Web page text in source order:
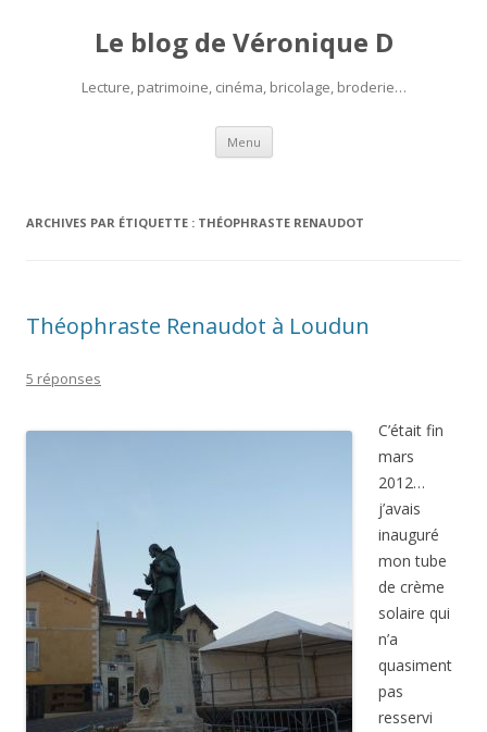
Le blog de Véronique D
Lecture, patrimoine, cinéma, bricolage, broderie…
Menu Aller
contenu
ARCHIVES PAR ÉTIQUETTE : THÉOPHRASTE RENAUDOT
Théophraste Renaudot à Loudun
5 réponses
C’était fin
mars
2012…
j’avais
inauguré
mon tube
de crème
solaire qui
n’a
quasiment
pas
resservi